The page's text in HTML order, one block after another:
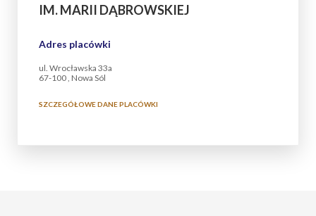
IM. MARII DĄBROWSKIEJ
Adres placówki
ul. Wrocławska 33a
67-100 , Nowa Sól
SZCZEGÓŁOWE DANE PLACÓWKI